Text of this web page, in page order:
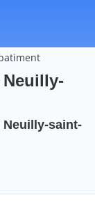
saint-